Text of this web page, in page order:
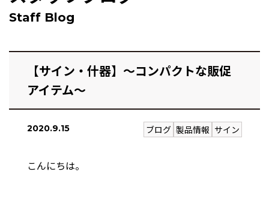
Staff Blog
【サイン・什器】～コンパクトな販促
アイテム～
2020.9.15 ブログ 製品情報 サイン
こんにちは。